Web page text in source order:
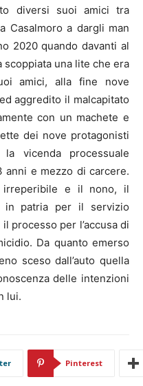
diversi suoi amici tra
Casalmoro a dargli man
2020 quando davanti al
scoppiata una lite che era
amici, alla fine nove
aggredito il malcapitato
con un machete e
dei nove protagonisti
vicenda processuale
anni e mezzo di carcere.
irreperibile e il nono, il
in patria per il servizio
processo per l’accusa di
Da quanto emerso
sceso dall’auto quella
delle intenzioni
lui.
Pinterest